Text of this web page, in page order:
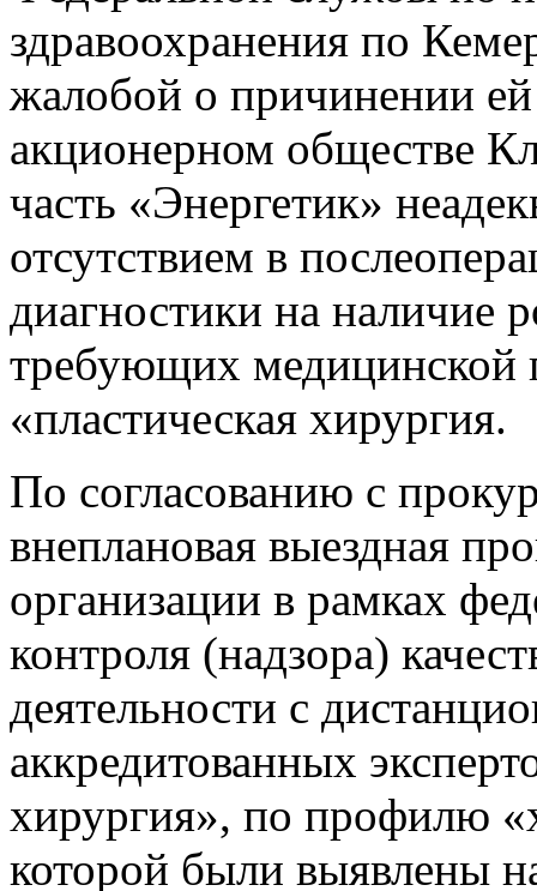
здравоохранения по
жалобой о причинении
акционерном обществе
часть «Энергетик»
отсутствием в
диагностики на наличие
требующих
«пластическая хирургия.
По согласованию с
внеплановая выездная
организации в рамках
контроля (надзора)
деятельности с
аккредитованных
хирургия», по профилю
которой были выявлены